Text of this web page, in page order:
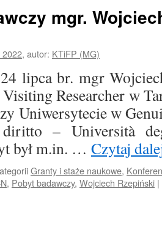
mgr.
2022, autor: KTiFP (MG)
lipca br. mgr
Researcher w
Uniwersytecie w
– Università
był m.in. … Czytaj
Granty i staże naukowe,
, Pobyt badawczy, Wojciech Rzepiński |